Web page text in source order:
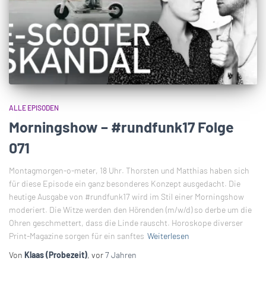
ALLE EPISODEN
Morningshow – #rundfunk17 Folge
071
Montagmorgen-o-meter, 18 Uhr. Thorsten und Matthias haben sich
für diese Episode ein ganz besonderes Konzept ausgedacht. Die
heutige Ausgabe von #rundfunk17 wird im Stil einer Morningshow
moderiert. Die Witze werden den Hörenden (m/w/d) so derbe um die
Ohren geschmettert, dass die Linde rauscht. Horoskope diverser
Print-Magazine sorgen für ein sanftes Weiterlesen
Von Klaas (Probezeit), vor7 Jahren